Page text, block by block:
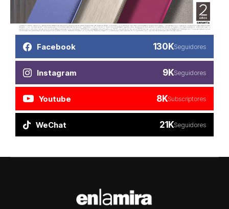
Facebook 130KSeguidores
Instagram 9KSeguidores
Youtube 8KSubscriptores
WeChat 21KSeguidores